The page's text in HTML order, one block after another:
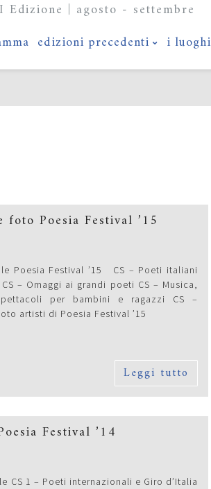
Edizione | agosto - settembre
edizioni precedenti i luoghi
foto Poesia Festival ’15
Poesia Festival ’15 CS – Poeti italiani
– Omaggi ai grandi poeti CS – Musica,
per bambini e ragazzi CS –
artisti di Poesia Festival ’15
Leggi tutto
Festival ’14
CS 1 – Poeti internazionali e Giro d’Italia